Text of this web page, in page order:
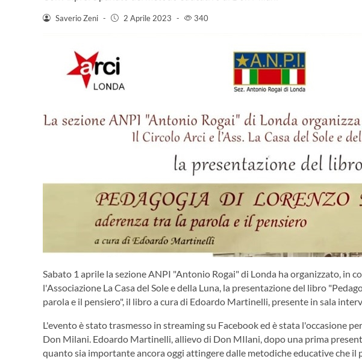
Saverio Zeni - 2 Aprile 2023 - 340
Sabato 1 aprile la sezione ANPI "Antonio Rogai" di Londa ha organizzato, in
l'Associazione La Casa del Sole e della Luna, la presentazione del libro
parola e il pensiero", il libro a cura di Edoardo Martinelli, presente in sala
L'evento è stato trasmesso in streaming su Facebook ed è stata l'occasione
Don Milani. Edoardo Martinelli, allievo di Don MIlani, dopo una prima
quanto sia importante ancora oggi attingere dalle metodiche educative che il